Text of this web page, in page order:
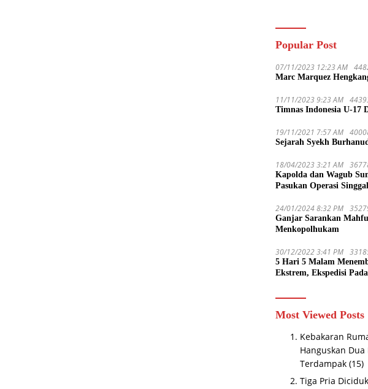
Popular Post
07/11/2023 12:23 AM
Marc Marquez
11/11/2023 9:23 AM
Timnas Indonesia U-17
19/11/2021 7:57 AM
Sejarah Syekh
18/04/2023 3:21 AM
Kapolda dan Wagub
Pasukan Operasi
24/01/2024 8:32 PM
Ganjar Sarankan
Menkopolhukam
30/12/2022 3:41 PM
5 Hari 5 Malam
Ekstrem, Ekspedisi
Most Viewed Posts
Kebakaran
Hanguskan
Terdampak (15)
Tiga Pria